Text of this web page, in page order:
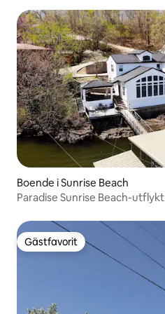
Boende i Sunrise Beach
Paradise Sunrise Beach-utflykt
Gästfavorit
Gästfavorit